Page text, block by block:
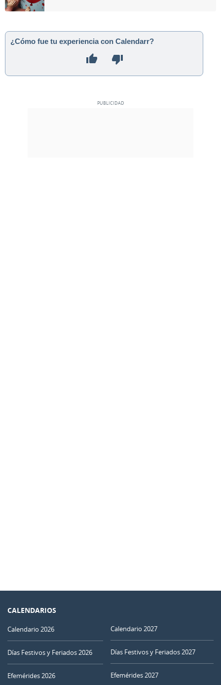
¿Cómo fue tu experiencia con Calendarr?
CALENDARIOS
Calendario 2026
Días Festivos y Feriados 2026
Efemérides 2026
Calendario 2027
Días Festivos y Feriados 2027
Efemérides 2027